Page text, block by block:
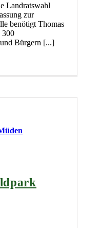
Landratswahl
zur
benötigt Thomas
300
Bürgern [...]